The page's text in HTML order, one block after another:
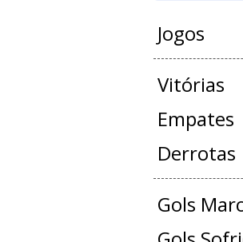
Jogos
Vitórias
Empates
Derrotas
Gols